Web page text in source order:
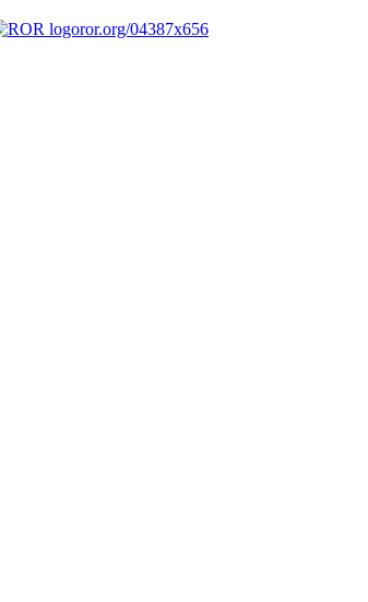
ror.org/04387x656